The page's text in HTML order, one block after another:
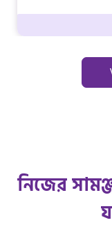
নিজের